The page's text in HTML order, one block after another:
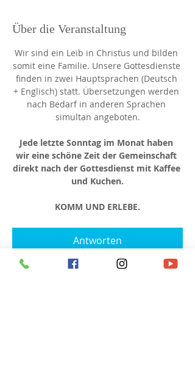
Über die Veranstaltung
Wir sind ein Leib in Christus und bilden
somit eine Familie. Unsere Gottesdienste
finden in zwei Hauptsprachen (Deutsch
+ Englisch) statt. Übersetzungen werden
nach Bedarf in anderen Sprachen
simultan angeboten.
Jede letzte Sonntag im Monat haben
wir eine schöne Zeit der Gemeinschaft
direkt nach der Gottesdienst mit Kaffee
und Kuchen.
KOMM UND ERLEBE.
Antworten